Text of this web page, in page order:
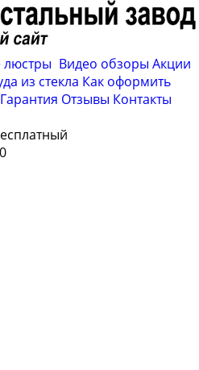
люстры Видео обзоры Акции
из стекла Как оформить
Гарантия Отзывы Контакты